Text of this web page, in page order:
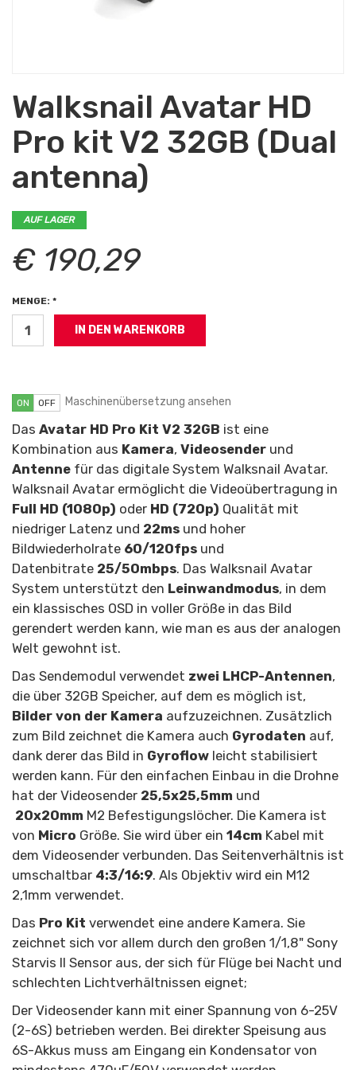
Walksnail Avatar HD
Pro kit V2 32GB (Dual
antenna)
AUF LAGER
€ 190,29
MENGE: *
ON OFF Maschinenübersetzung ansehen
Das Avatar HD Pro Kit V2 32GB ist eine
Kombination aus Kamera, Videosender und
Antenne für das digitale System Walksnail Avatar.
Walksnail Avatar ermöglicht die Videoübertragung in
Full HD (1080p) oder HD (720p) Qualität mit
niedriger Latenz und 22ms und hoher
Bildwiederholrate 60/120fps und
Datenbitrate 25/50mbps. Das Walksnail Avatar
System unterstützt den Leinwandmodus, in dem
ein klassisches OSD in voller Größe in das Bild
gerendert werden kann, wie man es aus der analogen
Welt gewohnt ist.
Das Sendemodul verwendet zwei LHCP-Antennen,
die über 32GB Speicher, auf dem es möglich ist,
Bilder von der Kamera aufzuzeichnen. Zusätzlich
zum Bild zeichnet die Kamera auch Gyrodaten auf,
dank derer das Bild in Gyroflow leicht stabilisiert
werden kann. Für den einfachen Einbau in die Drohne
hat der Videosender 25,5x25,5mm und
20x20mm M2 Befestigungslöcher. Die Kamera ist
von Micro Größe. Sie wird über ein 14cm Kabel mit
dem Videosender verbunden. Das Seitenverhältnis ist
umschaltbar 4:3/16:9. Als Objektiv wird ein M12
2,1mm verwendet.
Das Pro Kit verwendet eine andere Kamera. Sie
zeichnet sich vor allem durch den großen 1/1,8" Sony
Starvis II Sensor aus, der sich für Flüge bei Nacht und
schlechten Lichtverhältnissen eignet;
Der Videosender kann mit einer Spannung von 6-25V
(2-6S) betrieben werden. Bei direkter Speisung aus
6S-Akkus muss am Eingang ein Kondensator von